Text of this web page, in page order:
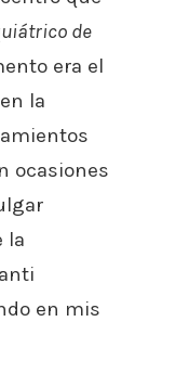
de
era el
la
ocasiones
la
en mis